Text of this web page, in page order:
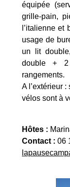
équipée
grille-pain,
l’italienne et
usage de
un lit
double + 2
rangements.
A l’extérieur
vélos sont à
Hôtes :
Contact : 06